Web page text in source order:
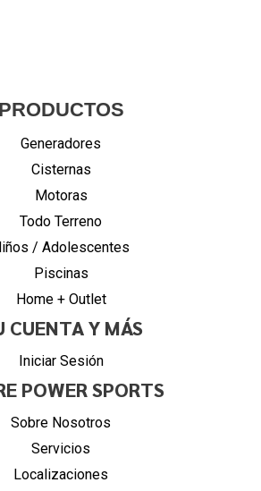
PRODUCTOS
Generadores
Cisternas
Motoras
Todo Terreno
/ Adolescentes
Piscinas
Home + Outlet
CUENTA Y MÁS
Iniciar Sesión
POWER SPORTS
Sobre Nosotros
Servicios
Localizaciones